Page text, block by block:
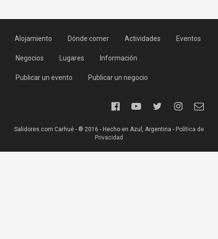
Alojamiento Dónde comer Actividades Eventos
Negocios Lugares Información
Publicar un evento Publicar un negocio
Salidores.com Carhué - ® 2016 - Hecho en Azul, Argentina - Política de
Privacidad